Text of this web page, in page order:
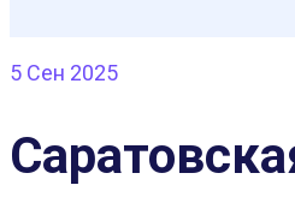
5 Сен 2025